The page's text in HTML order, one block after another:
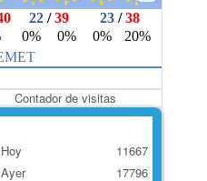
Contador de visitas
Hoy
Ayer
11667
17796